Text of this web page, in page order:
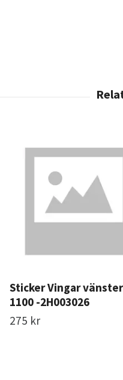
Sticker Vingar vänster
1100 -2H003026
275 kr